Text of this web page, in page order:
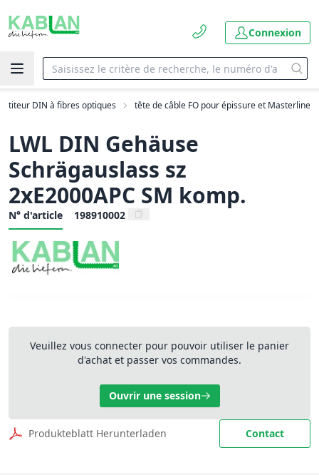
Connexion
DIN à fibres optiques tête de câble FO pour épissure et Masterline
LWL DIN Gehäuse
Schrägauslass sz
2xE2000APC SM komp.
N° d'article 198910002
Veuillez vous connecter pour pouvoir utiliser le panier
d'achat et passer vos commandes.
Ouvrir une session
Produkteblatt Herunterladen Contact